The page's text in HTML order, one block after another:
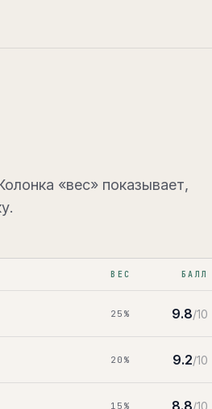
«вес» показывает,
ВЕС БАЛЛ
25 % 9.8/10
20 % 9.2/10
15 % 8.8/10